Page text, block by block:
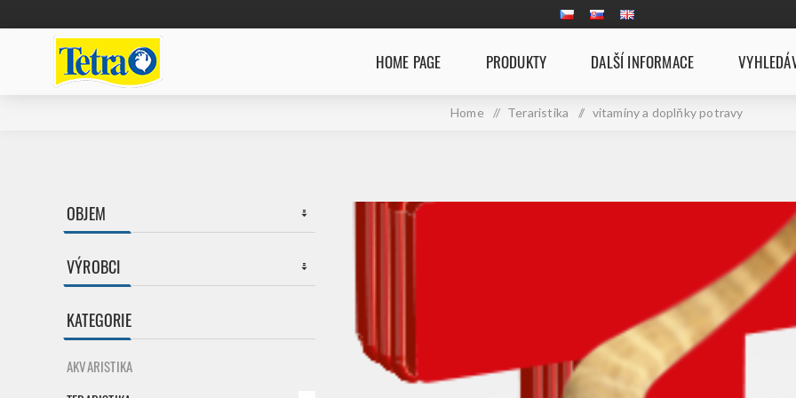
HOME PAGE PRODUKTY DALŠÍ INFORMACE
Home / Teraristika / vitamíny a doplňky potravy
OBJEM
VÝROBCI
KATEGORIE
AKVARISTIKA